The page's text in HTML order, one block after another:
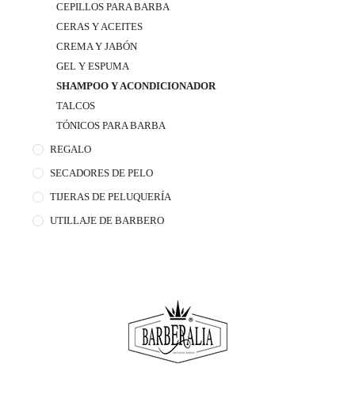
CEPILLOS PARA BARBA
CERAS Y ACEITES
CREMA Y JABÓN
GEL Y ESPUMA
SHAMPOO Y ACONDICIONADOR
TALCOS
TÓNICOS PARA BARBA
REGALO
SECADORES DE PELO
TIJERAS DE PELUQUERÍA
UTILLAJE DE BARBERO